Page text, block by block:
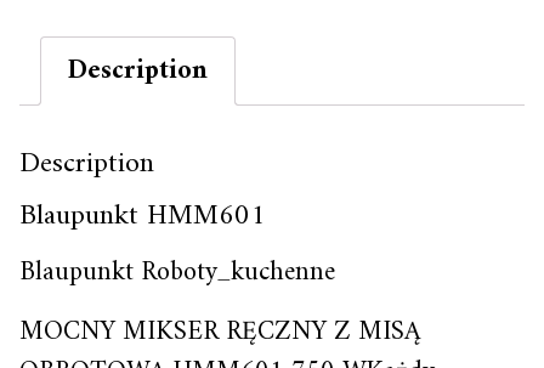
Description
Description
Blaupunkt HMM601
Blaupunkt Roboty_kuchenne
MOCNY MIKSER RĘCZNY Z MISĄ